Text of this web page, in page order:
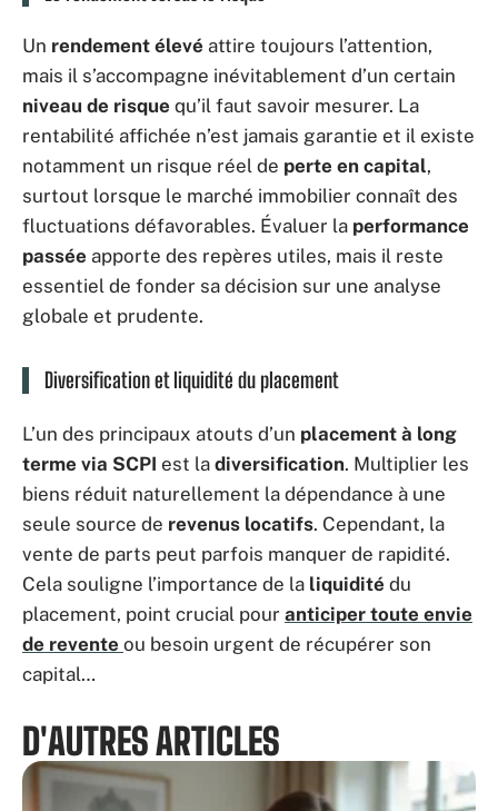
Un rendement élevé attire toujours l’attention,
mais il s’accompagne inévitablement d’un certain
niveau de risque qu’il faut savoir mesurer. La
rentabilité affichée n’est jamais garantie et il existe
notamment un risque réel de perte en capital,
surtout lorsque le marché immobilier connaît des
fluctuations défavorables. Évaluer la performance
passée apporte des repères utiles, mais il reste
essentiel de fonder sa décision sur une analyse
globale et prudente.
Diversification et liquidité du placement
L’un des principaux atouts d’un placement à long
terme via SCPI est la diversification. Multiplier les
biens réduit naturellement la dépendance à une
seule source de revenus locatifs. Cependant, la
vente de parts peut parfois manquer de rapidité.
Cela souligne l’importance de la liquidité du
placement, point crucial pour anticiper toute envie
de revente ou besoin urgent de récupérer son
capital…
D'AUTRES ARTICLES